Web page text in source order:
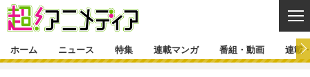
ホーム ニュース 特集 連載マンガ 番組・動画 連載